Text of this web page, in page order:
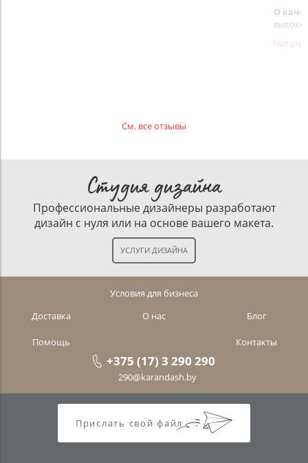
О
Читать
См. все отзывы
Студия дизайна
Профессиональные дизайнеры разработают
дизайн с нуля или на основе вашего макета.
Условия для бизнеса
Доставка
О нас Блог
Помощь Контакты
+375 (17) 3 290 290
290@karandash.by
Прислать свой файл